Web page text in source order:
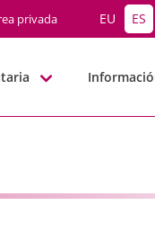
los
privada EU ES